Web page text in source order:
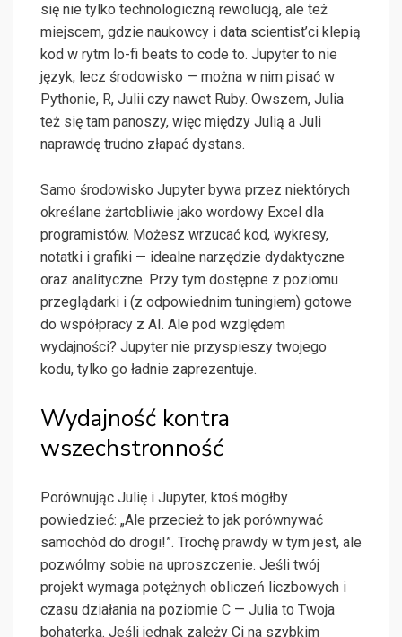
się nie tylko technologiczną rewolucją, ale też
miejscem, gdzie naukowcy i data scientist’ci klepią
kod w rytm lo-fi beats to code to. Jupyter to nie
język, lecz środowisko — można w nim pisać w
Pythonie, R, Julii czy nawet Ruby. Owszem, Julia
też się tam panoszy, więc między Julią a Juli
naprawdę trudno złapać dystans.
Samo środowisko Jupyter bywa przez niektórych
określane żartobliwie jako wordowy Excel dla
programistów. Możesz wrzucać kod, wykresy,
notatki i grafiki — idealne narzędzie dydaktyczne
oraz analityczne. Przy tym dostępne z poziomu
przeglądarki i (z odpowiednim tuningiem) gotowe
do współpracy z AI. Ale pod względem
wydajności? Jupyter nie przyspieszy twojego
kodu, tylko go ładnie zaprezentuje.
Wydajność kontra
wszechstronność
Porównując Julię i Jupyter, ktoś mógłby
powiedzieć: „Ale przecież to jak porównywać
samochód do drogi!”. Trochę prawdy w tym jest, ale
pozwólmy sobie na uproszczenie. Jeśli twój
projekt wymaga potężnych obliczeń liczbowych i
czasu działania na poziomie C — Julia to Twoja
bohaterka. Jeśli jednak zależy Ci na szybkim